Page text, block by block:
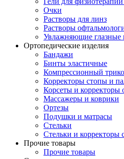
Очки
Растворы для линз
Растворы
Увлажняющие глазные
Ортопедические изделия
Бандажи
Бинты эластичные
Компрессионный
Корректоры стопы и
Корсеты и корректоры
Массажеры и коврики
Ортезы
Подушки и матрасы
Стельки
Стельки и корректоры
Прочие товары
Прочие товары